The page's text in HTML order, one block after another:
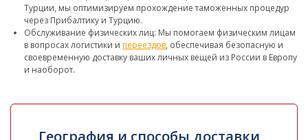
Турции, мы оптимизируем прохождение таможенных процедур
через Прибалтику и Турцию.
Обслуживание физических лиц: Мы помогаем физическим лицам
в вопросах логистики и переездов, обеспечивая безопасную и
своевременную доставку ваших личных вещей из России в Европу
и наоборот.